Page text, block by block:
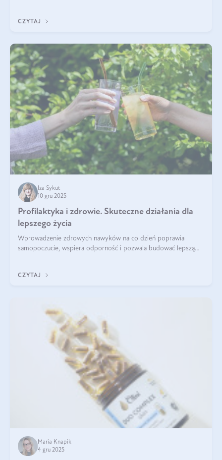
CZYTAJ
Iza Sykut
10 gru 2025
Profilaktyka i zdrowie. Skuteczne działania dla
lepszego życia
Wprowadzenie zdrowych nawyków na co dzień poprawia
samopoczucie, wspiera odporność i pozwala budować lepszą
CZYTAJ
Maria Knapik
4 gru 2025